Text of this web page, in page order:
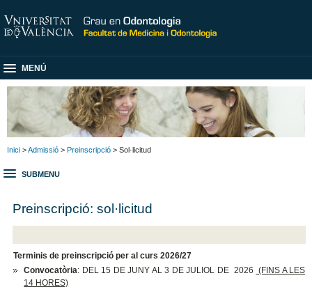
MENÚ
Inici >Admissió > Preinscripció > Sol·licitud
SUBMENU
Preinscripció: sol·licitud
Terminis de preinscripció per al curs 2026/27
Convocatòria: DEL 15 DE JUNY AL 3 DE JULIOL DE 2026 (FINS A LES
14 HORES)